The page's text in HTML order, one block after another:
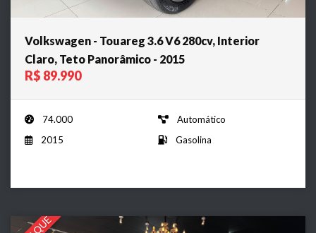
Volkswagen - Touareg 3.6 V6 280cv, Interior
Claro, Teto Panorâmico - 2015
R$ 89.990
74.000
Automático
2015
Gasolina